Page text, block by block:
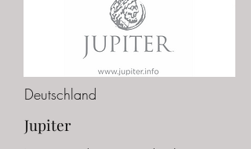
Deutschland
Jupiter